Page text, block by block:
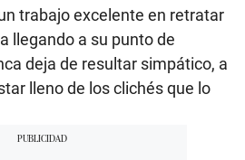
trabajo excelente en retratar
llegando a su punto de
deja de resultar simpático, a
lleno de los clichés que lo